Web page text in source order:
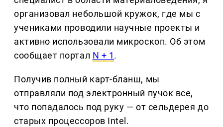
организовал небольшой кружок, где мы с
учениками проводили научные проекты и
активно использовали микроскоп. Об этом
сообщает портал N + 1.
Получив полный карт-бланш, мы
отправляли под электронный пучок все,
что попадалось под руку — от сельдерея до
старых процессоров Intel.